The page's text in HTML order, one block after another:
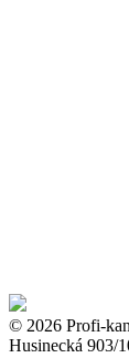
© 2026 Profi-
Husinecká 903/